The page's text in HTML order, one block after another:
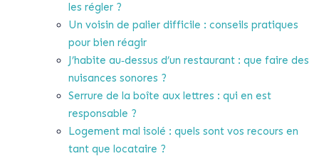
les régler ?
Un voisin de palier difficile : conseils pratiques
pour bien réagir
J’habite au‑dessus d’un restaurant : que faire des
nuisances sonores ?
Serrure de la boîte aux lettres : qui en est
responsable ?
Logement mal isolé : quels sont vos recours en
tant que locataire ?